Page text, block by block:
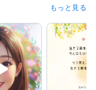
もっと見る